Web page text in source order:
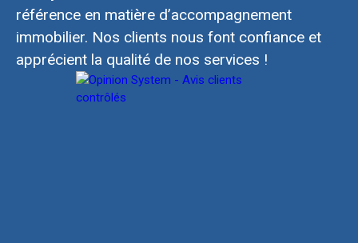
référence en matière d’accompagnement
immobilier. Nos clients nous font confiance et
apprécient la qualité de nos services !